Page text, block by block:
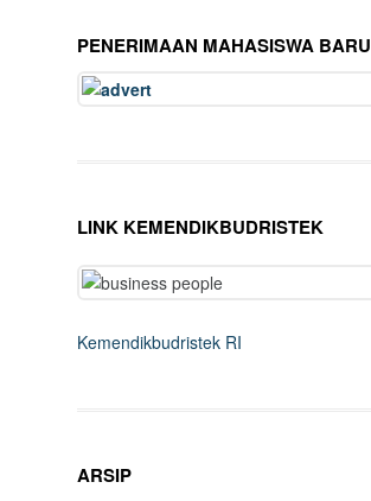
PENERIMAAN MAHASISWA BARU
LINK KEMENDIKBUDRISTEK
Kemendikbudristek RI
ARSIP